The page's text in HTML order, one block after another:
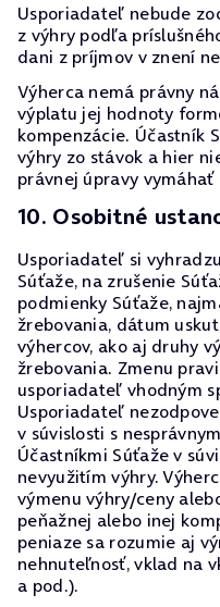
Usporiadateľ nebude
z výhry podľa
dani z príjmov v znení
Výherca nemá právny
výplatu jej hodnoty
kompenzácie. Účastník
výhry zo stávok a hier
právnej úpravy vymáhať
10. Osobitné
Usporiadateľ si
Súťaže, na zrušenie
podmienky Súťaže,
žrebovania, dátum
výhercov, ako aj druhy
žrebovania. Zmenu
usporiadateľ vhodným
Usporiadateľ
v súvislosti s
Účastníkmi Súťaže v
nevyužitím výhry.
výmenu výhry/ceny
peňažnej alebo inej
peniaze sa rozumie aj
nehnuteľnosť, vklad na
a pod.).